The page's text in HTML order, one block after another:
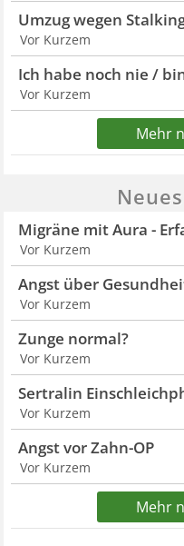
Umzug wegen
Vor Kurzem
Ich habe noch nie /
Vor Kurzem
Mehr
Migräne mit Aura -
Vor Kurzem
Angst über
Vor Kurzem
Zunge normal?
Vor Kurzem
Sertralin
Vor Kurzem
Angst vor Zahn-OP
Vor Kurzem
Mehr